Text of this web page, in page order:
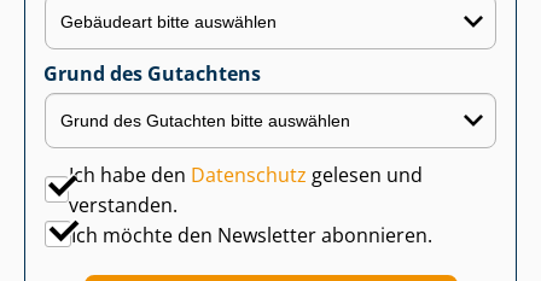
Grund des Gutachtens
Ich habe den Datenschutz gelesen und
verstanden.
Ich möchte den Newsletter abonnieren.